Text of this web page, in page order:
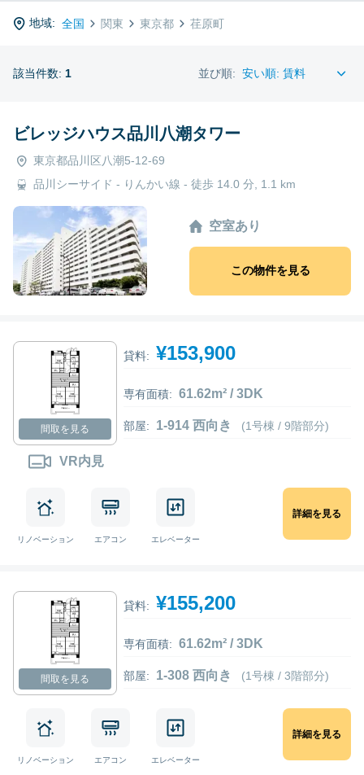
地域: 全国 関東 東京都 荏原町
該当件数: 1 並び順:
ビレッジハウス品川八潮タワー
東京都品川区八潮5-12-69
品川シーサイド - りんかい線 - 徒歩 14.0 分, 1.1 km
空室あり
この物件を見る
間取を見る
VR内見
貸料: ¥153,900
専有面積: 61.62m² / 3DK
部屋: 1-914 西向き (1号棟 / 9階部分)
リノベーション エアコン エレベーター
詳細を見る
間取を見る
貸料: ¥155,200
専有面積: 61.62m² / 3DK
部屋: 1-308 西向き (1号棟 / 3階部分)
リノベーション エアコン エレベーター
詳細を見る